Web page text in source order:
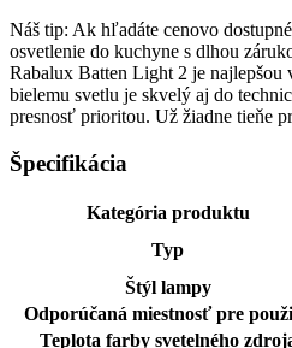
Náš tip: Ak hľadáte cenovo
osvetlenie do kuchyne s dlhou
Rabalux Batten Light 2 je
bielemu svetlu je skvelý aj do
presnosť prioritou. Už žiadne tieňe
Špecifikácia
Kategória produktu
Typ
Štýl lampy
Odporúčaná miestnosť pre
Teplota farby svetelného